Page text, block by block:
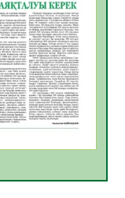
37
–
37
көшуге ең